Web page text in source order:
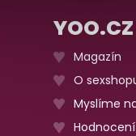
YOO.CZ
Magazín
O
Myslíme